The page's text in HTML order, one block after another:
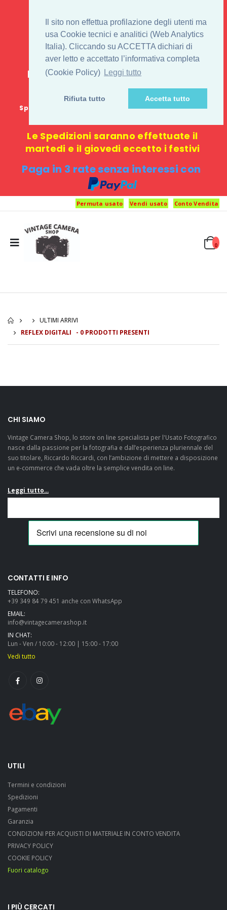
Il sito non effettua profilazione degli utenti ma
usa Cookie tecnici e analitici (Web Analytics
Italia). Cliccando su ACCETTA dichiari di
aver letto e accettato l’informativa completa
(Cookie Policy) Leggi tutto
Rifiuta tutto Accetta tutto
IL 1° STORE ON LINE
PENTAX USATO E
NUOVO
E-commerce 100% online: nessun
negozio fisico o punto di ritiro
Spedizione GRATUITA in Italia con spesa minima di
Le Spedizioni saranno effettuate il
martedi e il giovedi eccetto i festivi
Paga in 3 rate senza interessi con
Permuta usato Vendi usato Conto Vendita
0
ULTIMI ARRIVI
REFLEX DIGITALI - 0 PRODOTTI PRESENTI
Amazingly well
shipping, as described
and great value: many
thanks and highly
Veramente
casualmente
imbattuto in questo
fantastico e-
CHI SIAMO
Vintage Camera Shop, lo store on line specialista per l'Usato Fotografico
nasce dalla passione per la fotografia e dall’esperienza pluriennale del
suo titolare, Riccardo Riccardi, con l’ambizione di mettere a disposizione
un e-commerce che vada oltre la semplice vendita on line.
Leggi tutto...
CONTATTI E INFO
TELEFONO:
+39 349 84 79 451 anche con WhatsApp
EMAIL:
info@vintagecamerashop.it
IN CHAT:
Lun - Ven / 10:00 - 12:00 | 15:00 - 17:00
Vedi tutto
UTILI
Termini e condizioni
Spedizioni
Pagamenti
Garanzia
CONDIZIONI PER ACQUISTI DI MATERIALE IN CONTO VENDITA
PRIVACY POLICY
COOKIE POLICY
Fuori catalogo
I PIÙ CERCATI